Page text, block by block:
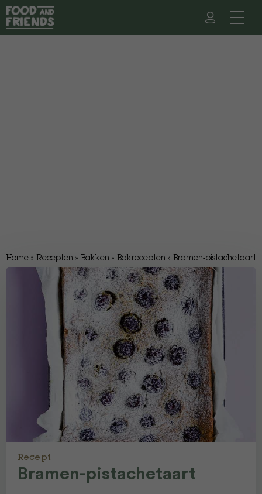
Home » Recepten » Bakken » Bakrecepten » Bramen-pistachetaart
Recept
Bramen-pistachetaart